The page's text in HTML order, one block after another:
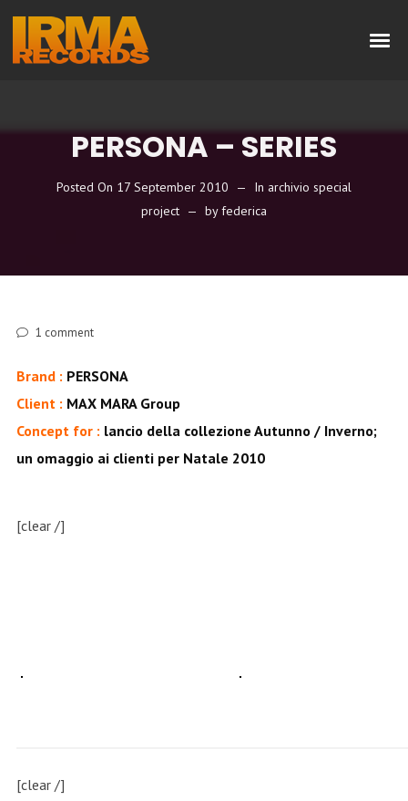
PERSONA – SERIES
Posted On 17 September 2010 In archivio special
project
byfederica
1 comment
Brand : PERSONA
Client : MAX MARA Group
Concept for : lancio della collezione Autunno / Inverno;
un omaggio ai clienti per Natale 2010
[clear /]
[clear /]